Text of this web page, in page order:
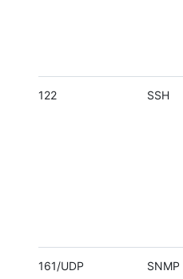
122 SSH
161/UDP SNMP